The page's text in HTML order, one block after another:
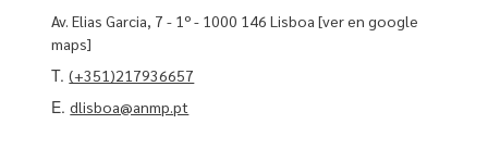
Av. Elias Garcia, 7 - 1º - 1000 146 Lisboa[ver en google
maps]
T.(+351)217936657
E.dlisboa@anmp.pt